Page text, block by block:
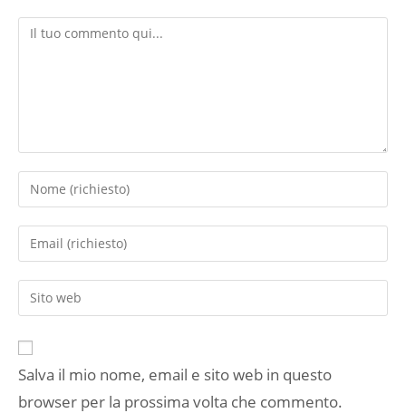
Commento
Inserisci
il
tuo
nome
nome
utente
per
Inserisci
il
tuo
indirizzo
commentare
Inserisci
l'URL
sito
web
(facoltativo)
Salva il mio nome, email e sito web in questo
browser per la prossima volta che commento.